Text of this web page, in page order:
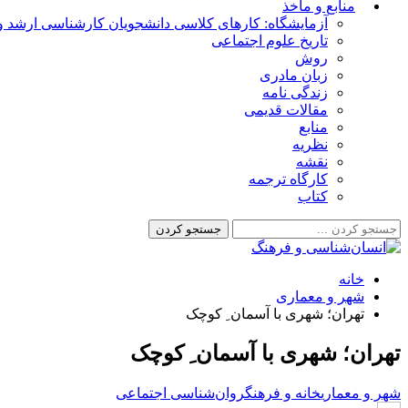
منابع و مأخذ
آزمایشگاه: کارهای کلاسی دانشجویان کارشناسی ارشد و
تاریخ علوم اجتماعی
روش
زبان مادری
زندگی نامه
مقالات قدیمی
منابع
نظریه
نقشه
کارگاه ترجمه
کتاب
خانه
شهر و معماری
تهران؛ شهری با آسمان ِ کوچک
تهران؛ شهری با آسمان ِ کوچک
شهر و معماریخانه و فرهنگروان‌شناسی اجتماعی